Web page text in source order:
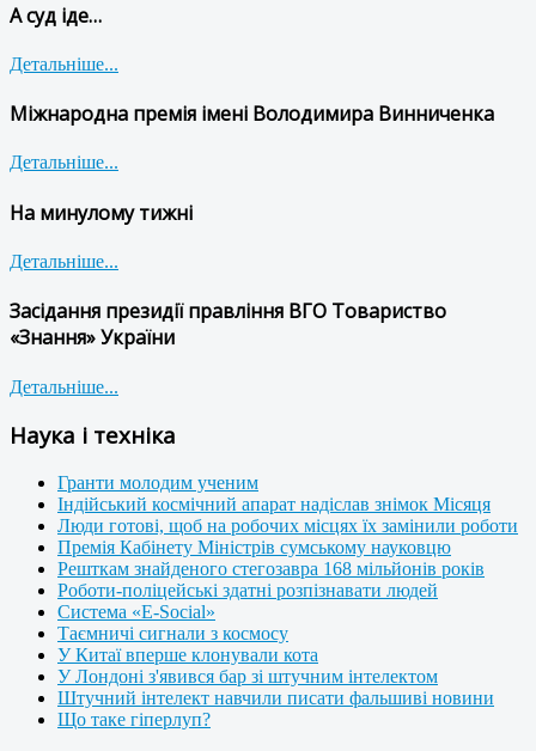
А суд іде…
Детальніше...
Міжнародна премія імені Володимира Винниченка
Детальніше...
На минулому тижні
Детальніше...
Засідання президії правління ВГО Товариство
«Знання» України
Детальніше...
Наука і техніка
Гранти молодим ученим
Індійський космічний апарат надіслав знімок Місяця
Люди готові, щоб на робочих місцях їх замінили роботи
Премія Кабінету Міністрів сумському науковцю
Решткам знайденого стегозавра 168 мільйонів років
Роботи-поліцейські здатні розпізнавати людей
Система «E-Social»
Таємничі сигнали з космосу
У Китаї вперше клонували кота
У Лондоні з'явився бар зі штучним інтелектом
Штучний інтелект навчили писати фальшиві новини
Що таке гіперлуп?